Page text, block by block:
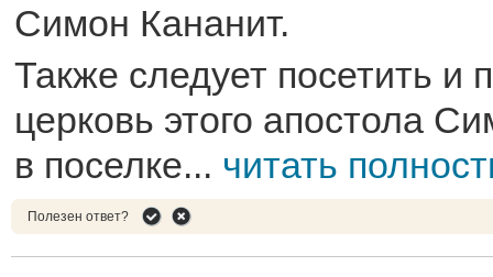
Симон Кананит.
Также следует посетить и
церковь этого апостола
в поселке... читать
Полезен ответ?